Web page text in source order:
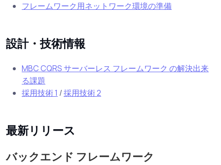
フレームワーク用ネットワーク環境の準備
設計・技術情報
MBC CQRS サーバーレス フレームワーク の解決出来
る課題
採用技術 1 /採用技術 2
最新リリース
バックエンド フレームワーク